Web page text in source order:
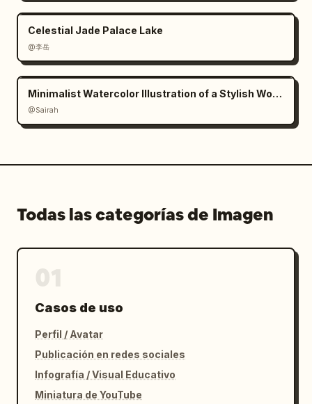
Celestial Jade Palace Lake
@李岳
Minimalist Watercolor Illustration of a Stylish Woman
@Sairah
Todas las categorías de Imagen
Casos de uso
Perfil / Avatar
Publicación en redes sociales
Infografía / Visual Educativo
Miniatura de YouTube